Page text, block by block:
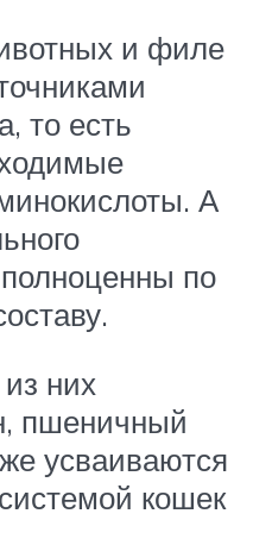
и филе
то есть
А
по
них
пшеничный
усваиваются
кошек